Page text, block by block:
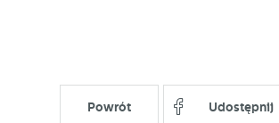
Powrót Udostępnij